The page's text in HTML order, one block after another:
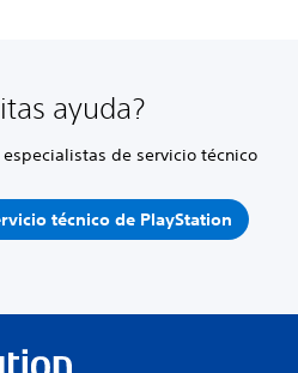
ayuda?
de servicio técnico
técnico de PlayStation